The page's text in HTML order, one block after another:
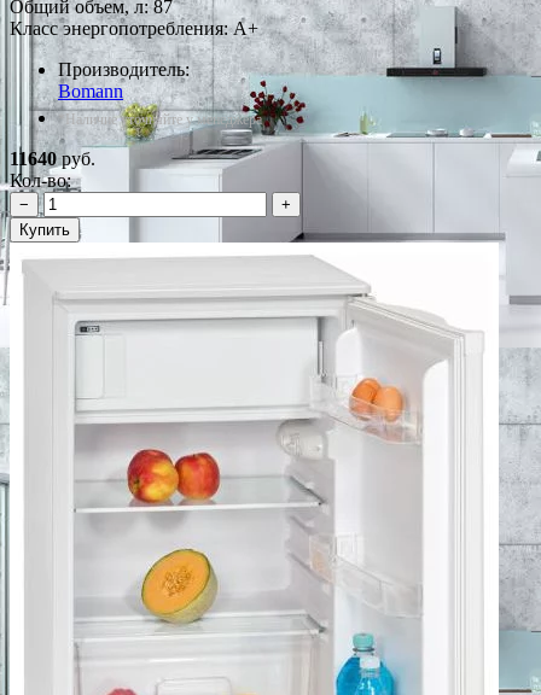
Общий объем, л: 87
Класс энергопотребления: A+
Производитель:
Bomann
*Наличие уточняйте у менеджера
11640 руб.
Кол-во:
−
+
Купить